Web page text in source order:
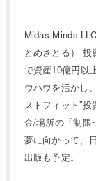
Midas Minds
とめさとる）
で資産10億円以
ウハウを活かし
ストフィット”
金/場所の「制限
夢に向かって、
出版も予定。